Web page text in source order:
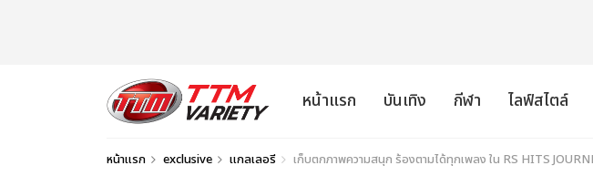
หน้าแรก บันเทิง กีฬา ไลฟ์สไตล์
หน้าแรก exclusive แกลเลอรี เก็บตกภาพความสนุก ร้องตามได้ทุกเพลง ใน RS HITS